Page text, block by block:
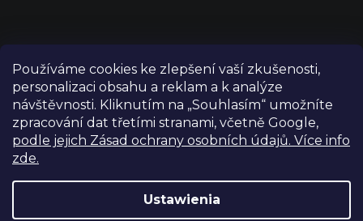
Používáme cookies ke zlepšení vaší zkušenosti,
personalizaci obsahu a reklam a k analýze
návštěvnosti. Kliknutím na „Souhlasím“ umožníte
zpracování dat třetími stranami, včetně Google,
podle jejich Zásad ochrany osobních údajů. Více info
zde.
Ustawienia
zastrzeżone.
Edytuj ustawienia plików cookie